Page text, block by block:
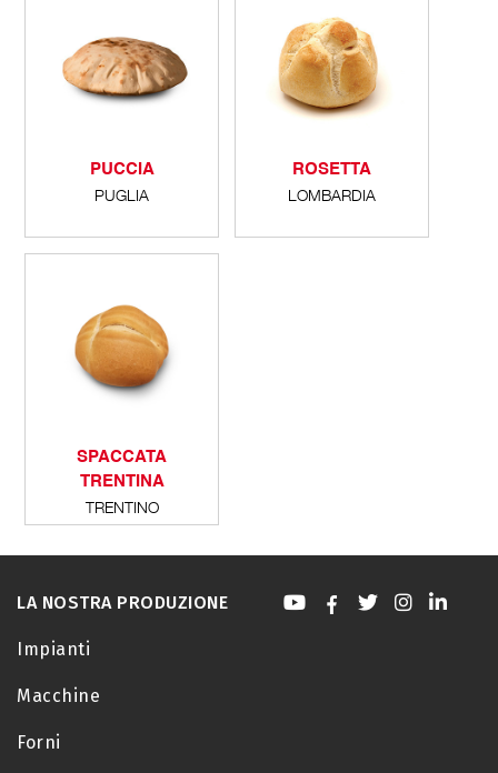
PUCCIA
PUGLIA
ROSETTA
LOMBARDIA
SPACCATA
TRENTINA
TRENTINO
LA NOSTRA PRODUZIONE
Impianti
Macchine
Forni